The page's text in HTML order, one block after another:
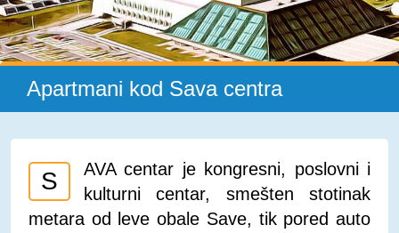
Apartmani kod Sava centra
S
AVA centar je kongresni, poslovni i
kulturni centar, smešten stotinak
metara od leve obale Save, tik pored auto